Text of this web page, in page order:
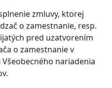
zmluvy, ktorej
o zamestnanie, resp.
pred uzatvorením
o zamestnanie v
Všeobecného nariadenia